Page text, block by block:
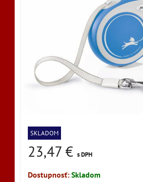
SKLADOM
23,47 € s DPH
Dostupnosť: Skladom